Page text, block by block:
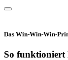
Das Win-Win-Win-
So funktioniert